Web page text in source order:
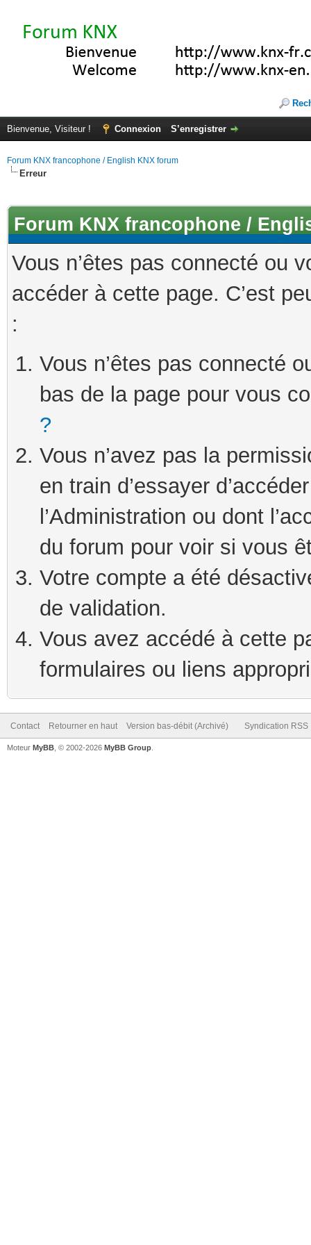
Bienvenue, Visiteur ! Connexion S’enregistrer
Forum KNX francophone / English KNX forum
Erreur
Forum KNX francophone /
Vous n’êtes pas connecté ou
accéder à cette page. C’est
:
Vous n’êtes pas connecté
bas de la page pour vous
?
Vous n’avez pas la
en train d’essayer
l’Administration ou dont
du forum pour voir si vous
Votre compte a été
de validation.
Vous avez accédé à cette
formulaires ou liens
Contact Retourner en haut Version bas-débit (Archivé) Syndication RSS
Moteur MyBB , © 2002-2026 MyBB Group